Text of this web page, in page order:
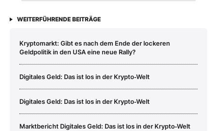
WEITERFÜHRENDE BEITRÄGE
Kryptomarkt: Gibt es nach dem Ende der lockeren
Geldpolitik in den USA eine neue Rally?
Digitales Geld: Das ist los in der Krypto‑Welt
Digitales Geld: Das ist los in der Krypto‑Welt
Marktbericht Digitales Geld: Das ist los in der Krypto‑Welt